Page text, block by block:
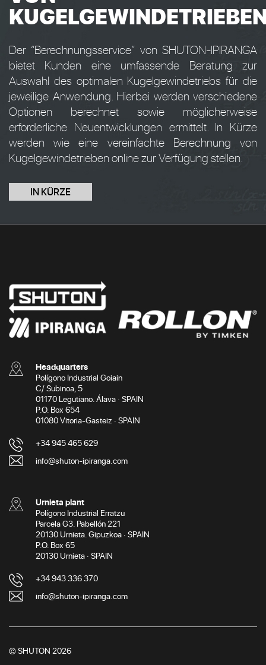
Der “Berechnungsservice” von SHUTON-IPIRANGA
bietet Kunden eine umfassende Beratung zur
Auswahl des optimalen Kugelgewindetriebs für die
jeweilige Anwendung. Hierbei werden verschiedene
Optionen berechnet sowie möglicherweise
erforderliche Neuentwicklungen ermittelt. In Kürze
werden wie eine vereinfachte Berechnung von
Kugelgewindetrieben online zur Verfügung stellen.
IN KÜRZE
Headquarters
Polígono Industrial Goiain
C/ Subinoa, 5
01170 Legutiano. Álava · SPAIN
P.O. Box 654
01080 Vitoria-Gasteiz · SPAIN
+34 945 465 629
info@shuton-ipiranga.com
Urnieta plant
Polígono Industrial Erratzu
Parcela G3. Pabellón 221
20130 Urnieta. Gipuzkoa · SPAIN
P.O. Box 65
20130 Urnieta · SPAIN
+34 943 336 370
info@shuton-ipiranga.com
© SHUTON 2026